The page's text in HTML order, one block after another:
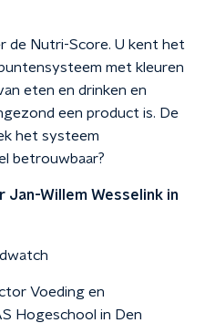
de Nutri-Score. U kent het
met kleuren
eten en drinken en
een product is. De
het systeem
betrouwbaar?
Willem Wesselink in
Voeding en
Hogeschool in Den